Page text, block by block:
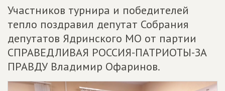
Участников турнира и победителей
тепло поздравил депутат Собрания
депутатов Ядринского МО от партии
СПРАВЕДЛИВАЯ РОССИЯ-ПАТРИОТЫ-ЗА
ПРАВДУ Владимир Офаринов.